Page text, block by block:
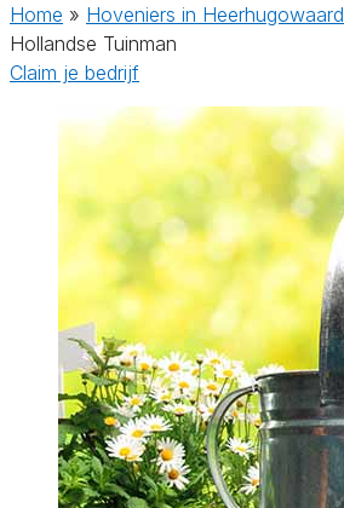
Home » Hoveniers in Heerhugowaard
Hollandse Tuinman
Claim je bedrijf